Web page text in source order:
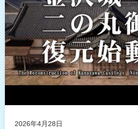
2026年4月28日